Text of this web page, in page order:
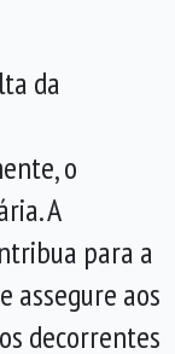
da
o
A
para a
assegure aos
decorrentes